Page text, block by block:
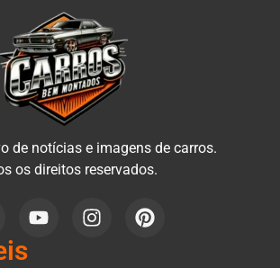
de notícias e imagens de carros.
os direitos reservados.